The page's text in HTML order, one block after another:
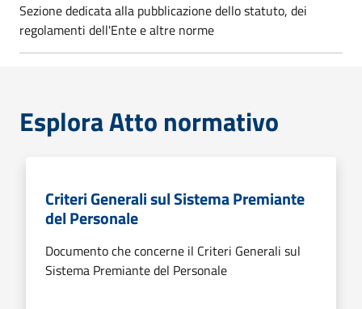
Sezione dedicata alla pubblicazione dello statuto, dei
regolamenti dell'Ente e altre norme
Esplora Atto normativo
Criteri Generali sul Sistema Premiante
del Personale
Documento che concerne il Criteri Generali sul
Sistema Premiante del Personale